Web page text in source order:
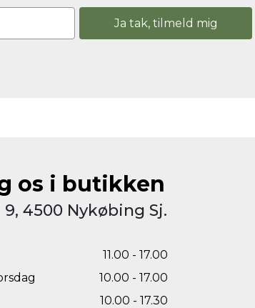
Ja tak, tilmeld mig
os i butikken
9, 4500 Nykøbing Sj.
11.00 - 17.00
10.00 - 17.00
10.00 - 17.30